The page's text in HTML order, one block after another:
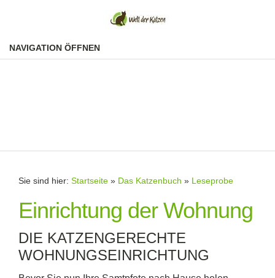
NAVIGATION ÖFFNEN
Sie sind hier: Startseite » Das Katzenbuch » Leseprobe
Einrichtung der Wohnung
DIE KATZENGERECHTE
WOHNUNGSEINRICHTUNG